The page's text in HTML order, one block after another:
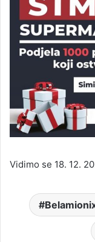
Vidimo se 18. 12.